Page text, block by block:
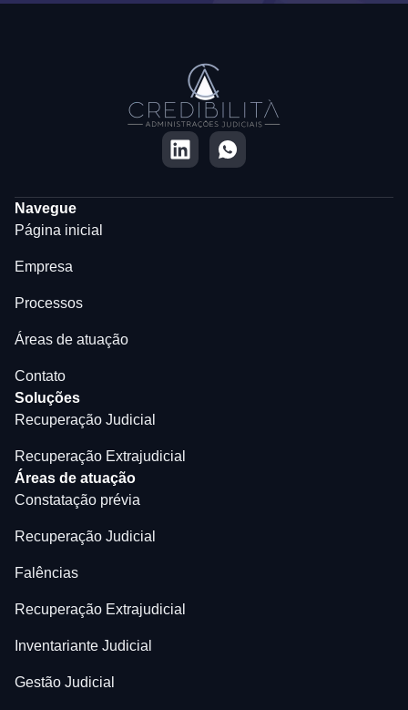
Navegue
Página inicial
Empresa
Processos
Áreas de atuação
Contato
Soluções
Recuperação Judicial
Recuperação Extrajudicial
Áreas de atuação
Constatação prévia
Recuperação Judicial
Falências
Recuperação Extrajudicial
Inventariante Judicial
Gestão Judicial